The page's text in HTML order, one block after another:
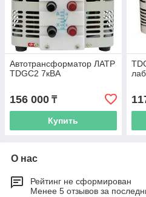
Автотрансформатор ЛАТР
TDGC2 7кВА
156 000 ₸
Купить
О нас
Рейтинг не сформирован
Менее 5 отзывов за